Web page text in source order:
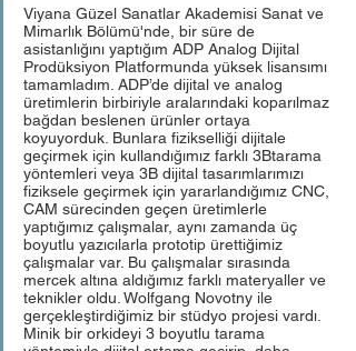
Viyana Güzel Sanatlar Akademisi Sanat ve
Mimarlık Bölümü'nde, bir süre de
asistanlığını yaptığım ADP Analog Dijital
Prodüksiyon Platformunda yüksek lisansımı
tamamladım. ADP’de dijital ve analog
üretimlerin birbiriyle aralarındaki koparılmaz
bağdan beslenen ürünler ortaya
koyuyorduk. Bunlara fizikselliği dijitale
geçirmek için kullandığımız farklı 3Btarama
yöntemleri veya 3B dijital tasarımlarımızı
fiziksele geçirmek için yararlandığımız CNC,
CAM sürecinden geçen üretimlerle
yaptığımız çalışmalar, aynı zamanda üç
boyutlu yazıcılarla prototip ürettiğimiz
çalışmalar var. Bu çalışmalar sırasında
mercek altına aldığımız farklı materyaller ve
teknikler oldu. Wolfgang Novotny ile
gerçekleştirdiğimiz bir stüdyo projesi vardı.
Minik bir orkideyi 3 boyutlu tarama